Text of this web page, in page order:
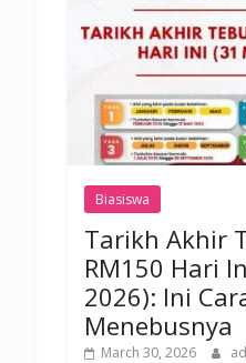
Biasiswa
Tarikh Akhir
RM150 Hari
2026): Ini
Menebusnya
March 30, 2026